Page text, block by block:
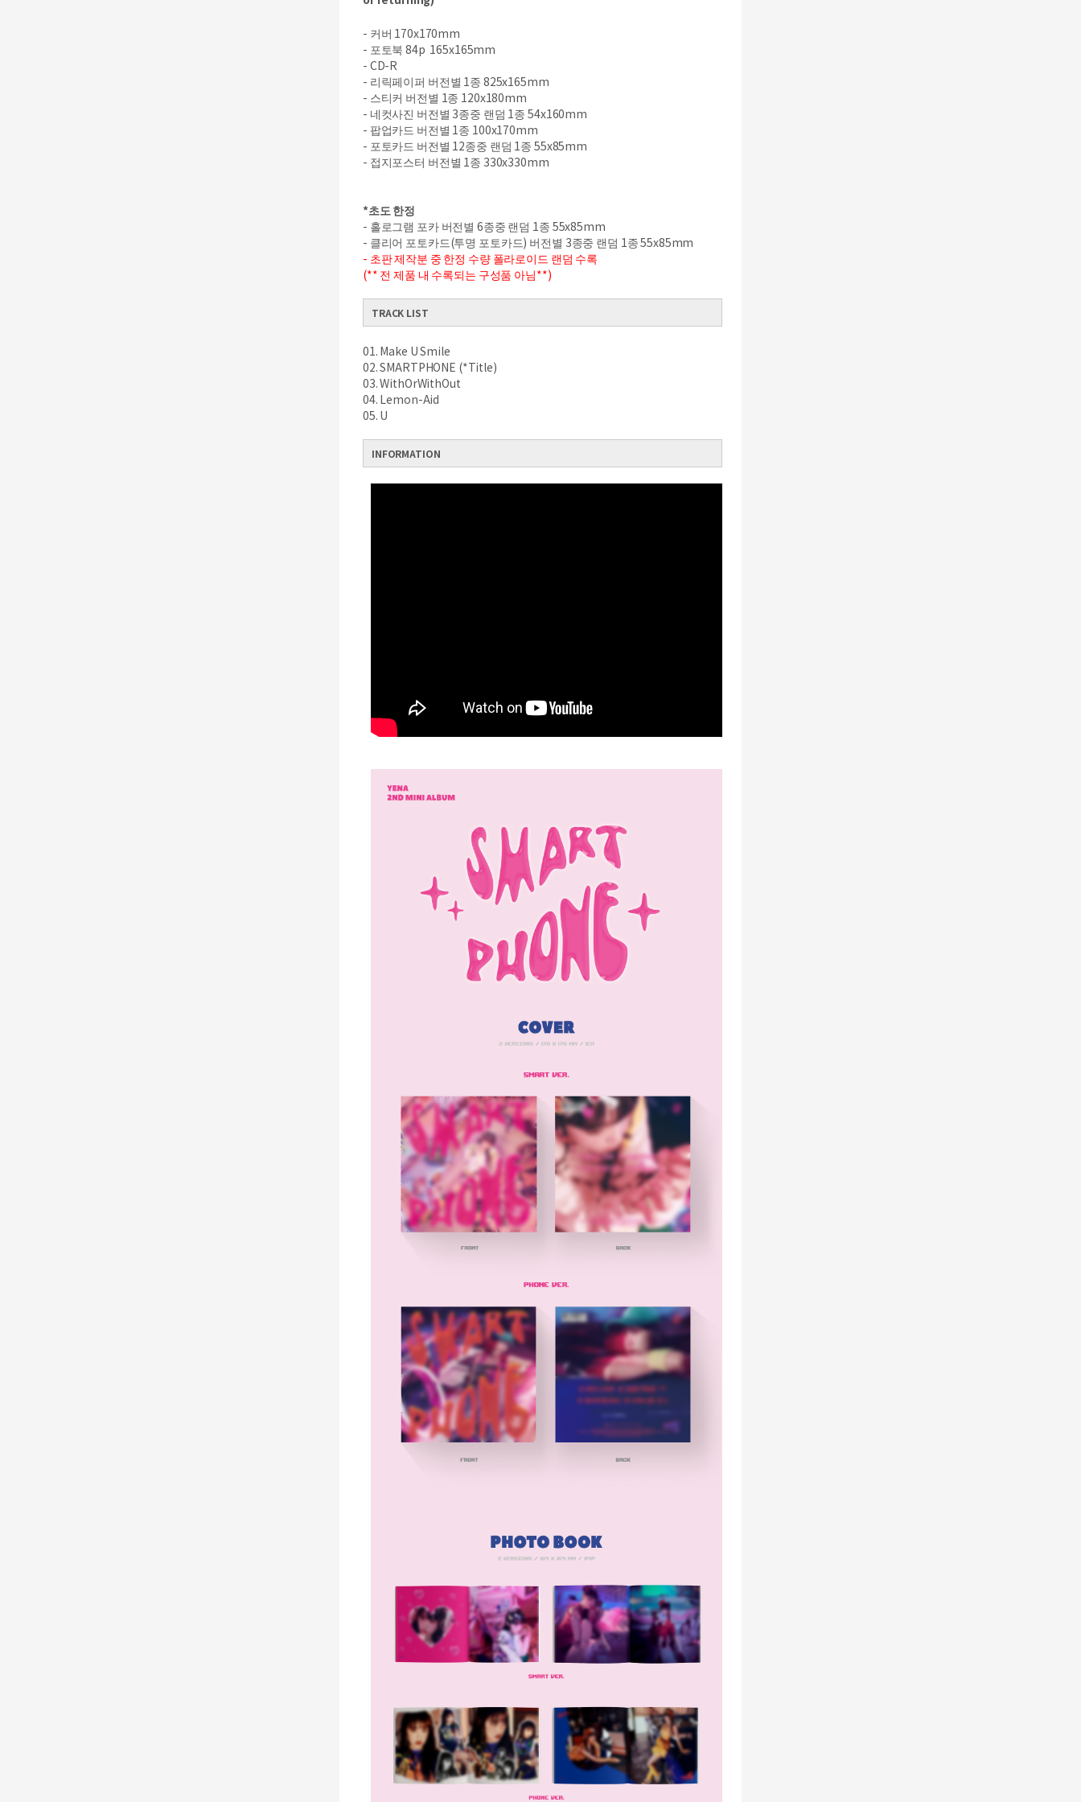
- 커버 170x170mm
- 포토북 84p 165x165mm
- CD-R
- 리릭페이퍼 버전별 1종 825x165mm
- 스티커 버전별 1종 120x180mm
- 네컷사진 버전별 3종중 랜덤 1종 54x160mm
- 팝업카드 버전별 1종 100x170mm
- 포토카드 버전별 12종중 랜덤 1종 55x85mm
- 접지포스터 버전별 1종 330x330mm
*초도 한정
- 홀로그램 포카 버전별 6종중 랜덤 1종 55x85mm
- 클리어 포토카드(투명 포토카드) 버전별 3종중 랜덤 1종 55x85mm
- 초판 제작분 중 한정 수량 폴라로이드 랜덤 수록
(** 전 제품 내 수록되는 구성품 아님**)
TRACK LIST
01. Make U Smile
02. SMARTPHONE (*Title)
03. WithOrWithOut
04. Lemon-Aid
05. U
INFORMATION